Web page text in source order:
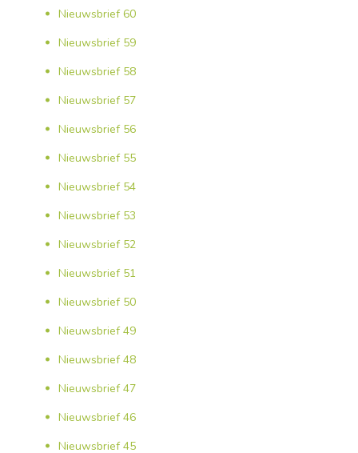
Nieuwsbrief 60
Nieuwsbrief 59
Nieuwsbrief 58
Nieuwsbrief 57
Nieuwsbrief 56
Nieuwsbrief 55
Nieuwsbrief 54
Nieuwsbrief 53
Nieuwsbrief 52
Nieuwsbrief 51
Nieuwsbrief 50
Nieuwsbrief 49
Nieuwsbrief 48
Nieuwsbrief 47
Nieuwsbrief 46
Nieuwsbrief 45